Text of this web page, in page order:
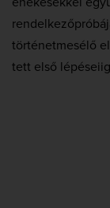
történetmesélő
tett első